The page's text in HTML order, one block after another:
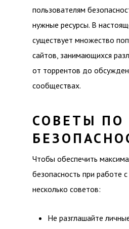
пользователям
нужные ресурсы. В
существует множество
сайтов, занимающихся
от торрентов до
сообществах.
СОВЕТЫ ПО
Чтобы обеспечить
безопасность при работе
несколько советов:
Не разглашайте